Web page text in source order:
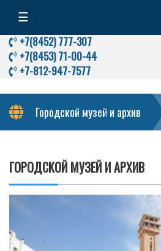
☰
+7(8452) 777-307
+7(8453) 71-00-44
+7-812-947-7577
Городской музей и архив
ГОРОДСКОЙ МУЗЕЙ И АРХИВ